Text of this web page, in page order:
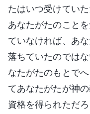
たはいつ受けてい
あなたがたのこと
ていなければ、あ
落ちていたのでは
なたがたのもとで
てあなたがたが神
資格を得られただ